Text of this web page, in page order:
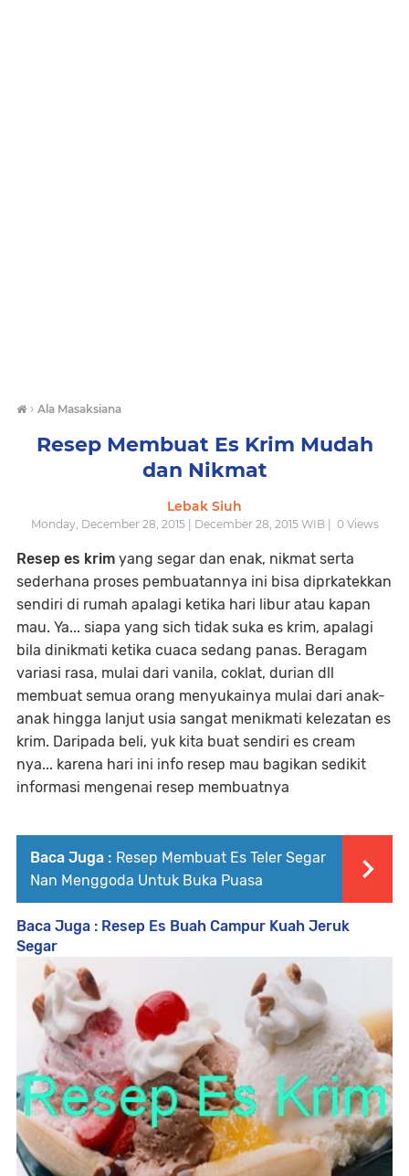
› Ala Masaksiana
Resep Membuat Es Krim Mudah
dan Nikmat
Lebak Siuh
Monday, December 28, 2015 | December 28, 2015 WIB | 0Views
Resep es krim yang segar dan enak, nikmat serta
sederhana proses pembuatannya ini bisa diprkatekkan
sendiri di rumah apalagi ketika hari libur atau kapan
mau. Ya... siapa yang sich tidak suka es krim, apalagi
bila dinikmati ketika cuaca sedang panas. Beragam
variasi rasa, mulai dari vanila, coklat, durian dll
membuat semua orang menyukainya mulai dari anak-
anak hingga lanjut usia sangat menikmati kelezatan es
krim. Daripada beli, yuk kita buat sendiri es cream
nya... karena hari ini info resep mau bagikan sedikit
informasi mengenai resep membuatnya
Baca Juga : Resep Membuat Es Teler Segar
Nan Menggoda Untuk Buka Puasa
Baca Juga : Resep Es Buah Campur Kuah Jeruk
Segar